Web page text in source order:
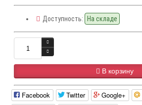
Доступность: На складе
В корзину
Facebook Twitter Google+